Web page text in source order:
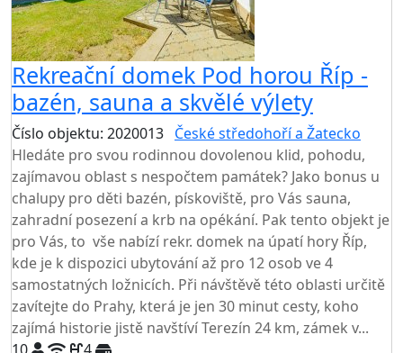
Rekreační domek Pod horou Říp -
bazén, sauna a skvělé výlety
Číslo objektu: 2020013 České středohoří a Žatecko
Hledáte pro svou rodinnou dovolenou klid, pohodu,
zajímavou oblast s nespočtem památek? Jako bonus u
chalupy pro děti bazén, pískoviště, pro Vás sauna,
zahradní posezení a krb na opékání. Pak tento objekt je
pro Vás, to vše nabízí rekr. domek na úpatí hory Říp,
kde je k dispozici ubytování až pro 12 osob ve 4
samostatných ložnicích. Při návštěvě této oblasti určitě
zavítejte do Prahy, která je jen 30 minut cesty, koho
zajímá historie jistě navštíví Terezín 24 km, zámek v...